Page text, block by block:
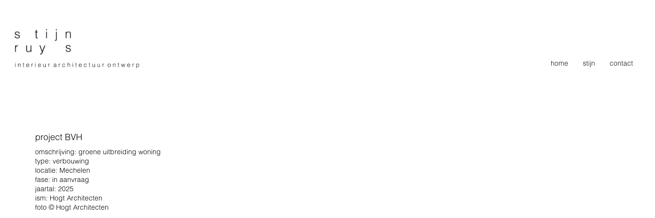
home stijn contact
project BVH
omschrijving: groene uitbreiding woning
type: verbouwing
locatie: Mechelen
fase: in aanvraag
jaartal: 2025
ism: Hogt Architecten
foto © Hogt Architecten